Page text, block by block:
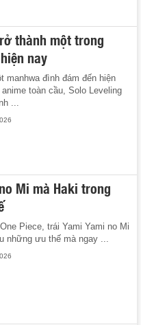
thành một trong
nay
manhwa đình đám đến hiện
toàn cầu, Solo Leveling
...
Mi mà Haki trong
Piece, trái Yami Yami no Mi
những ưu thế mà ngay ...